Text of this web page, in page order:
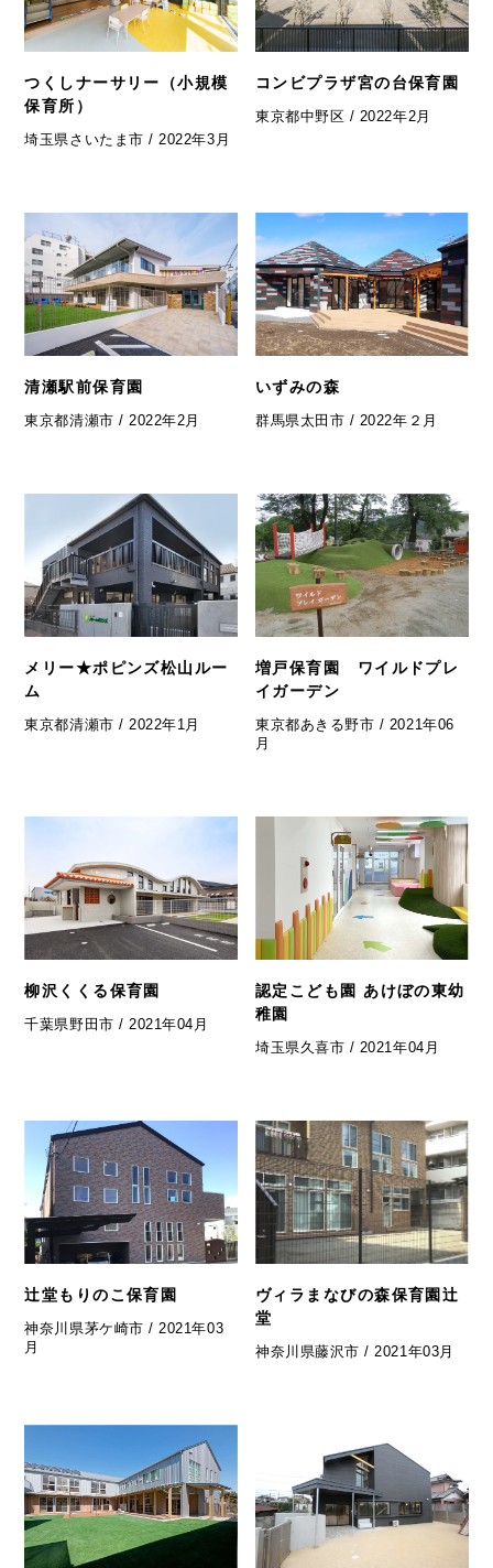
つくしナーサリー（小規模
保育所）
埼玉県さいたま市 / 2022年3月
コンビプラザ宮の台保育園
東京都中野区 / 2022年2月
清瀬駅前保育園
東京都清瀬市 / 2022年2月
いずみの森
群馬県太田市 / 2022年２月
メリー★ポピンズ松山ルー
ム
東京都清瀬市 / 2022年1月
増戸保育園 ワイルドプレ
イガーデン
東京都あきる野市 / 2021年06
月
柳沢くくる保育園
千葉県野田市 / 2021年04月
認定こども園 あけぼの東幼
稚園
埼玉県久喜市 / 2021年04月
辻堂もりのこ保育園
神奈川県茅ケ崎市 / 2021年03
月
ヴィラまなびの森保育園辻
堂
神奈川県藤沢市 / 2021年03月